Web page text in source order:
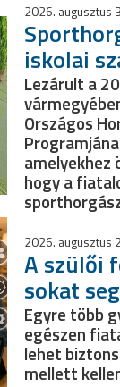
2026. augusztus
iskolai
Lezárult a
Országos
amelyekhez
hogy a
2026. augusztus
A szülői
sokat
Egyre több
egészen
lehet
mellett